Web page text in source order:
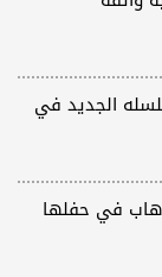
الجديد في
في حفلها